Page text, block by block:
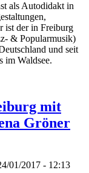
als Autodidakt in
ist der in Freiburg
& Popularmusik)
und seit
im Waldsee.
mit
Gröner
01/2017 - 12:13